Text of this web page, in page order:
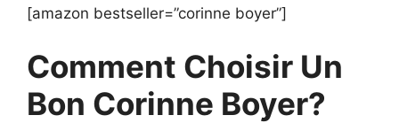
[amazon bestseller=”corinne boyer”]
Comment Choisir Un
Bon Corinne Boyer?